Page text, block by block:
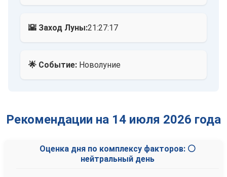
🌇 Заход Луны:21:27:17
🌟 Событие: Новолуние
Рекомендации на 14 июля 2026 года
Оценка дня по комплексу факторов: ⚪
нейтральный день